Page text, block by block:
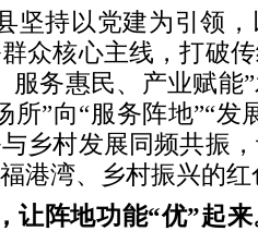
坚持以党建为引领
众核心主线，打破
服务惠民、产业赋能
所”向“服务阵地”“发
乡村发展同频共振
港湾、乡村振兴的
让阵地功能“优”起